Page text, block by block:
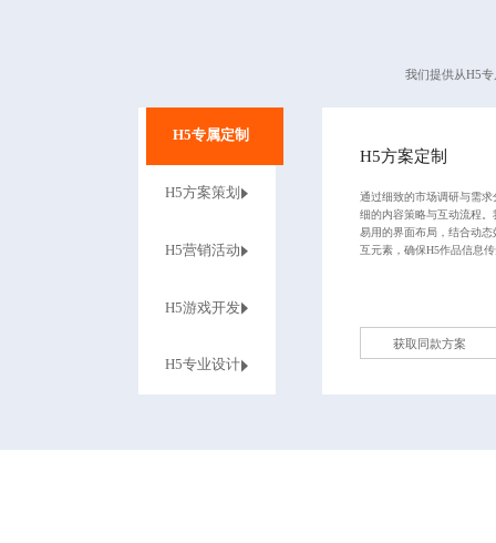
我们提供从H5
H5专属定制
‌H5方案策划
H5营销活动
H5游戏开发
H5专业设计
H5方案定制
通过细致的市场调研与需求
细的内容策略与互动流程。
易用的界面布局，结合动态
互元素，确保H5作品信息
获取同款方案